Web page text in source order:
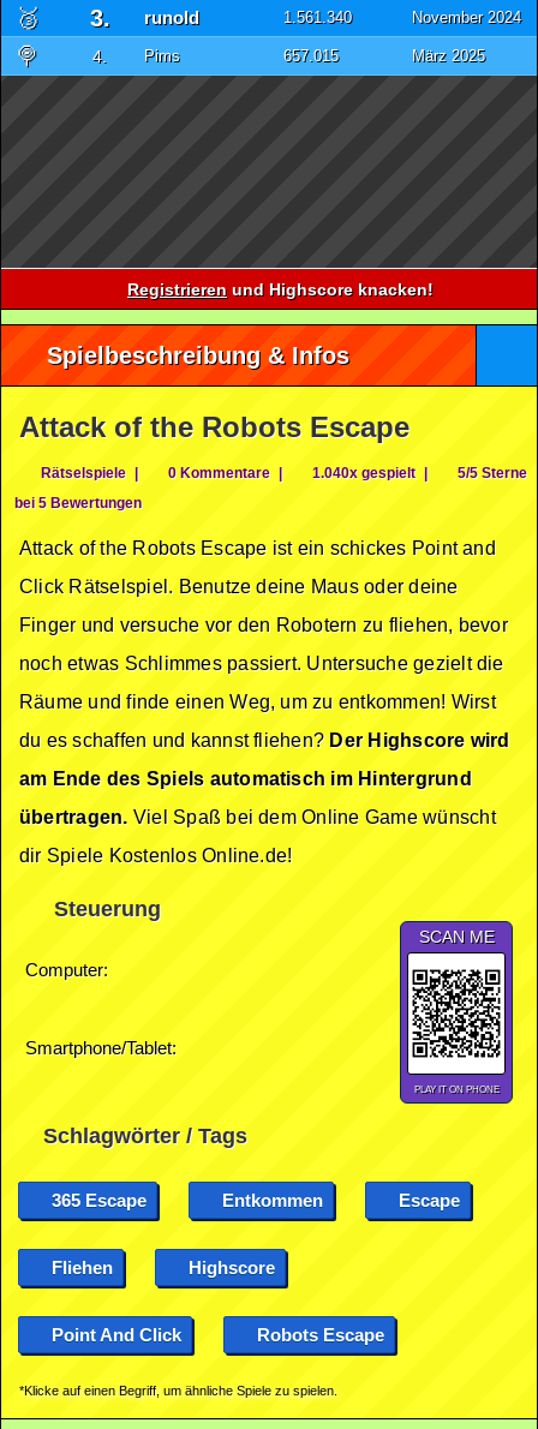
🥉 3. runold 1.561.340 November 2024
🍭 4. Pims 657.015 März 2025
Registrieren und Highscore knacken!
Spielbeschreibung & Infos
Attack of the Robots Escape
Rätselspiele | 0 Kommentare | 1.040x gespielt |
5/5 Sterne
bei 5 Bewertungen
Attack of the Robots Escape ist ein schickes Point and
Click Rätselspiel. Benutze deine Maus oder deine
Finger und versuche vor den Robotern zu fliehen, bevor
noch etwas Schlimmes passiert. Untersuche gezielt die
Räume und finde einen Weg, um zu entkommen! Wirst
du es schaffen und kannst fliehen? Der Highscore wird
am Ende des Spiels automatisch im Hintergrund
übertragen. Viel Spaß bei dem Online Game wünscht
dir Spiele Kostenlos Online.de!
Steuerung
Computer:
Smartphone/Tablet:
SCAN ME
PLAY IT ON PHONE
Schlagwörter / Tags
365 Escape Entkommen Escape
Fliehen Highscore
Point And Click Robots Escape
*Klicke auf einen Begriff, um ähnliche Spiele zu spielen.